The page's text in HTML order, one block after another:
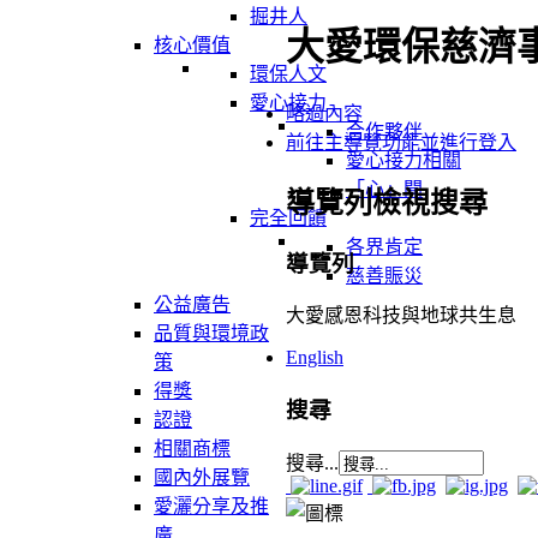
掘井人
核心價值
環保人文
愛心接力
合作夥伴
愛心接力相關
「心」聞
完全回饋
各界肯定
慈善賑災
公益廣告
品質與環境政
策
得獎
認證
相關商標
國內外展覽
愛灑分享及推
大愛環保慈濟
略過內容
前往主導覽功能並進行登入
導覽列檢視搜尋
導覽列
大愛感恩科技與地球共生息
English
搜尋
搜尋...